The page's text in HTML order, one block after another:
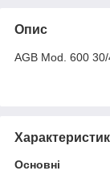
Опис
AGB Mod. 600
Основні